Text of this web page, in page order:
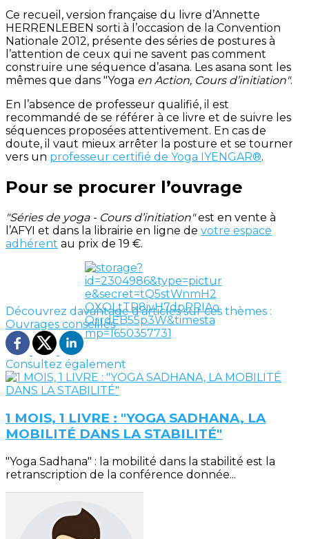
Ce recueil, version française du livre d’Annette
HERRENLEBEN sorti à l’occasion de la Convention
Nationale 2012, présente des séries de postures à
l’attention de ceux qui ne savent pas comment
construire une séquence d’asana. Les asana sont les
mêmes que dans "Yoga en Action, Cours d’initiation".
En l’absence de professeur qualifié, il est
recommandé de se référer à ce livre et de suivre les
séquences proposées attentivement. En cas de
doute, il vaut mieux arrêter la posture et se tourner
vers un professeur certifié de Yoga IYENGAR®.
Pour se procurer l’ouvrage
"Séries de yoga - Cours d’initiation"est en vente à
l’AFYI et dans la librairie en ligne de votre espace
adhérent au prix de 19 €.
Découvrez davantage d'articles sur ces thèmes :
Ouvrages conseillés
Consultez également
1 MOIS, 1 LIVRE : "YOGA SADHANA, LA
MOBILITÉ DANS LA STABILITÉ"
"Yoga Sadhana" : la mobilité dans la stabilité est la
retranscription de la conférence donnée...